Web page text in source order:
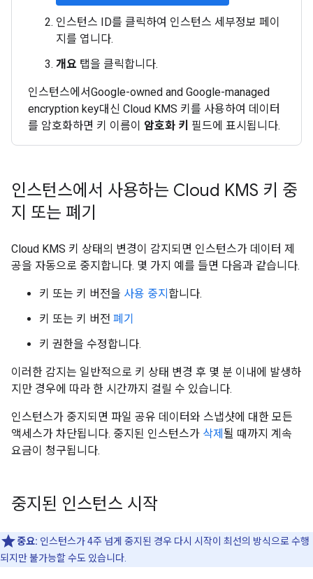
인스턴스 ID를 클릭하여 인스턴스 세부정보 페이
지를 엽니다.
개요 탭을 클릭합니다.
인스턴스에서Google-owned and Google-managed
encryption key대신 Cloud KMS 키를 사용하여 데이터
를 암호화하면 키 이름이 암호화 키 필드에 표시됩니다.
인스턴스에서 사용하는 Cloud KMS 키 중
지 또는 폐기
Cloud KMS 키 상태의 변경이 감지되면 인스턴스가 데이터 제
공을 자동으로 중지합니다. 몇 가지 예를 들면 다음과 같습니다.
키 또는 키 버전을 사용 중지 합니다.
키 또는 키 버전 폐기
키 권한을 수정합니다.
이러한 감지는 일반적으로 키 상태 변경 후 몇 분 이내에 발생하
지만 경우에 따라 한 시간까지 걸릴 수 있습니다.
인스턴스가 중지되면 파일 공유 데이터와 스냅샷에 대한 모든
액세스가 차단됩니다. 중지된 인스턴스가 삭제 될 때까지 계속
요금이 청구됩니다.
중지된 인스턴스 시작
중요: 인스턴스가 4주 넘게 중지된 경우 다시 시작이 최선의 방식으로 수행
되지만 불가능할 수도 있습니다.